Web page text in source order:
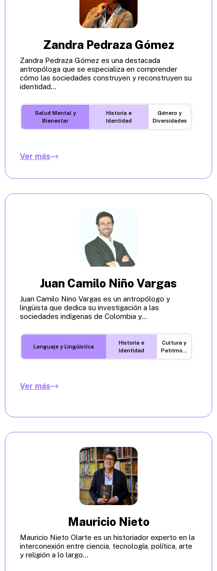
Zandra Pedraza Gómez
Zandra Pedraza Gómez es una destacada
antropóloga que se especializa en comprender
cómo las sociedades construyen y reconstruyen su
identidad...
Salud Mental y
Bienestar
Historia e
Identidad
Género y
Diversidades
Ver más
Juan Camilo Niño Vargas
Juan Camilo Nino Vargas es un antropólogo y
lingüista que dedica su investigación a las
sociedades indígenas de Colombia y...
Lenguaje y Lingüística
Historia e
Identidad
Cultura y
Patrimonio
Ver más
Mauricio Nieto
Mauricio Nieto Olarte es un historiador experto en la
interconexión entre ciencia, tecnología, política, arte
y religión a lo largo...